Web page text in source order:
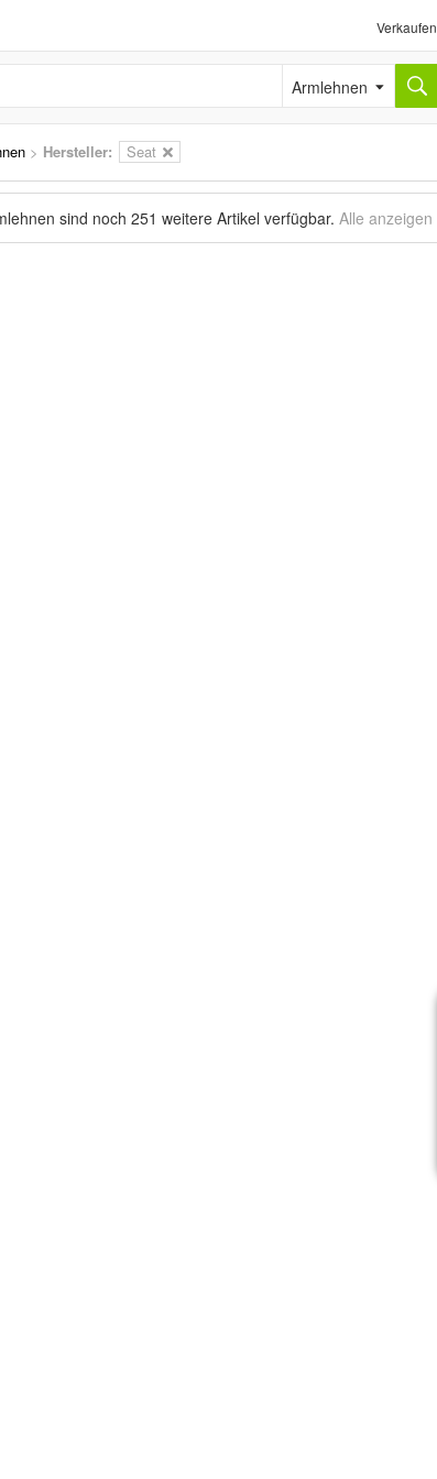
Verkaufen
Armlehnen
> Hersteller: Seat
sind noch 251 weitere Artikel verfügbar. Alle anzeigen